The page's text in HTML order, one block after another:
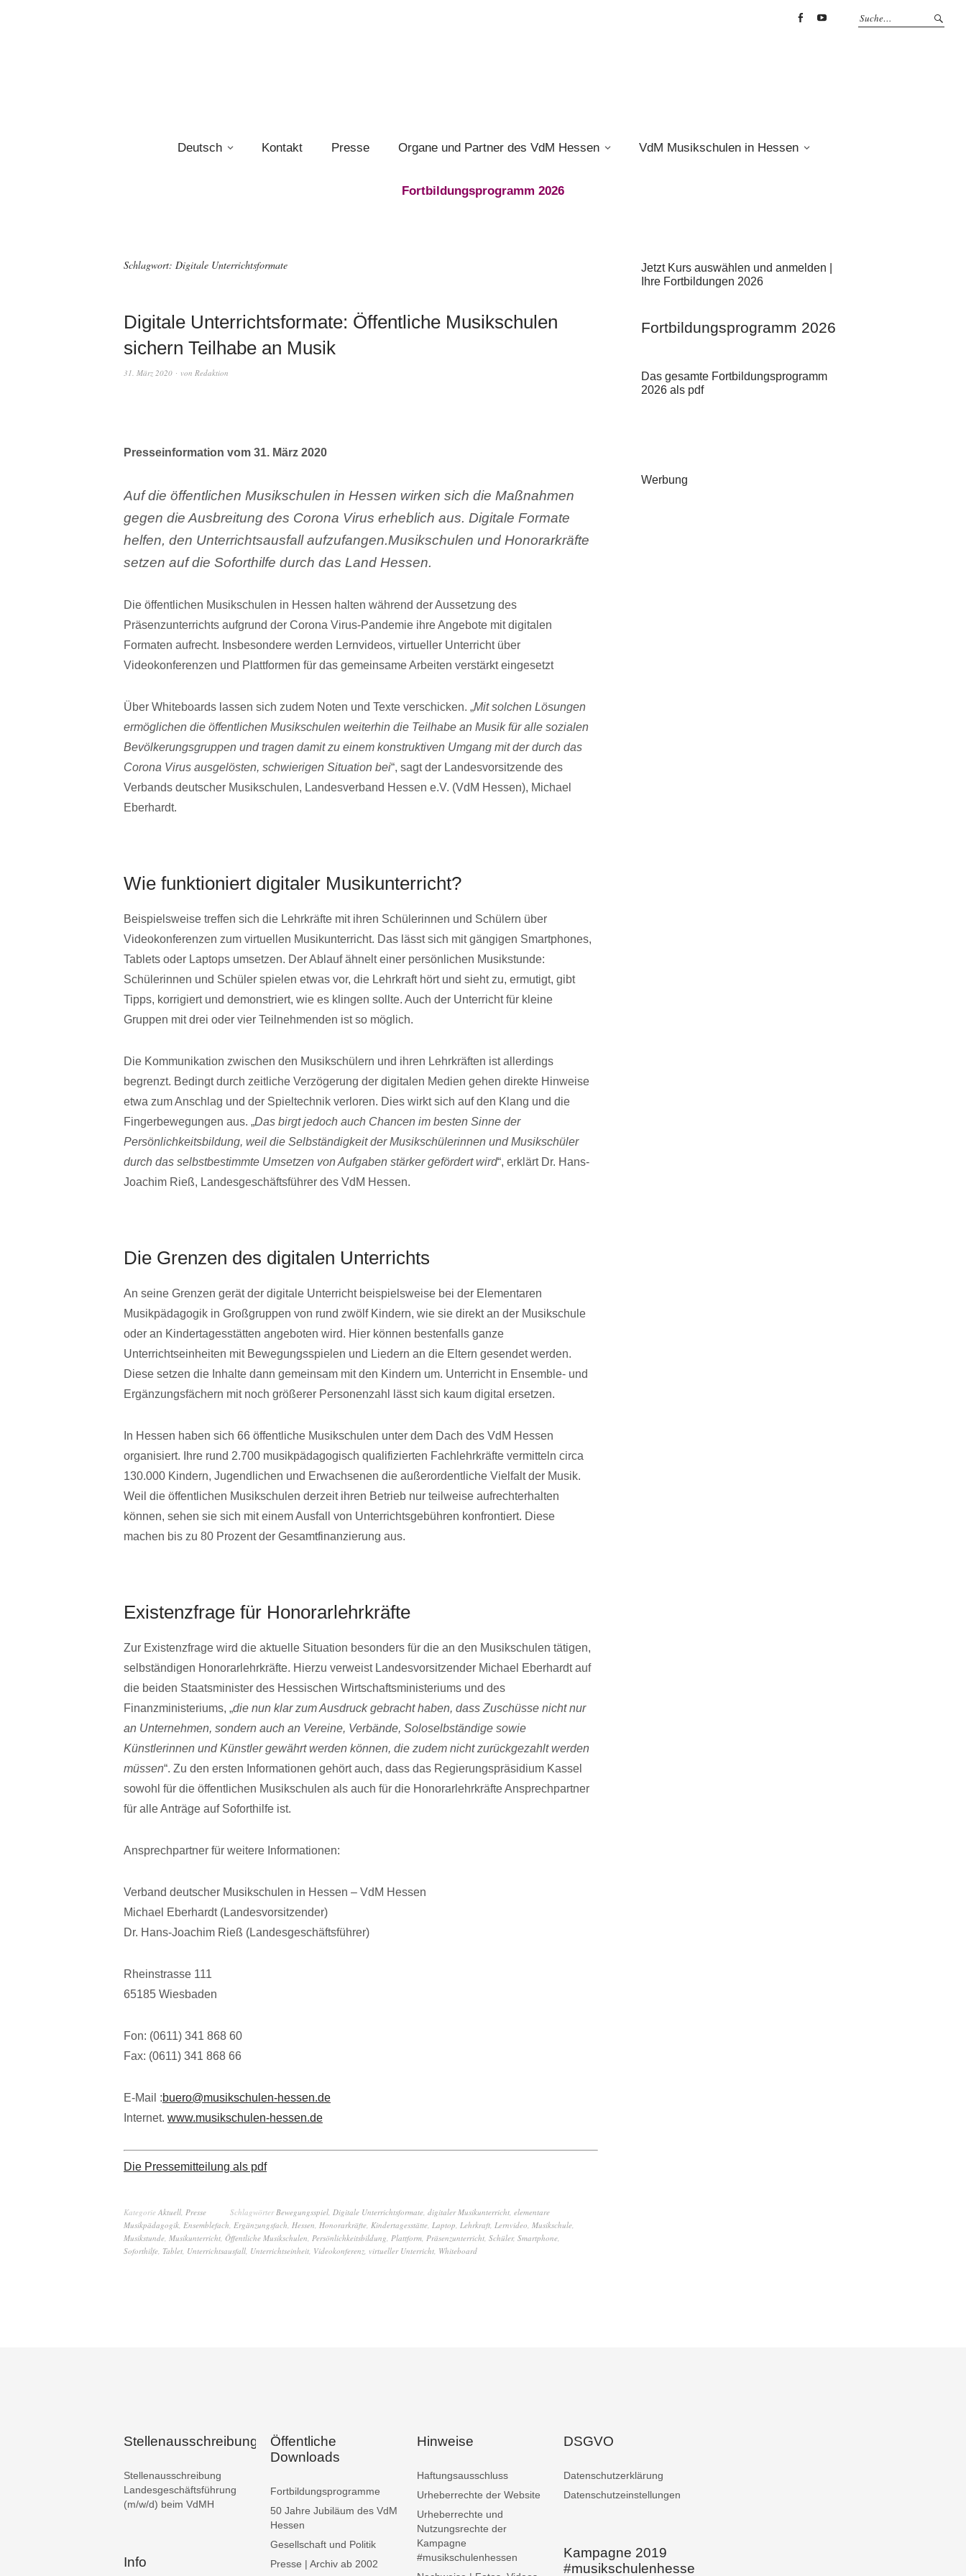
Deutsch Kontakt Presse Organe und Partner des VdM Hessen VdM Musikschulen in Hessen
Fortbildungsprogramm 2026
Schlagwort: Digitale Unterrichtsformate
Digitale Unterrichtsformate: Öffentliche Musikschulen
sichern Teilhabe an Musik
31. März 2020 von Redaktion
Presseinformation vom 31. März 2020
Auf die öffentlichen Musikschulen in Hessen wirken sich die Maßnahmen
gegen die Ausbreitung des Corona Virus erheblich aus. Digitale Formate
helfen, den Unterrichtsausfall aufzufangen.Musikschulen und Honorarkräfte
setzen auf die Soforthilfe durch das Land Hessen.
Die öffentlichen Musikschulen in Hessen halten während der Aussetzung des
Präsenzunterrichts aufgrund der Corona Virus-Pandemie ihre Angebote mit digitalen
Formaten aufrecht. Insbesondere werden Lernvideos, virtueller Unterricht über
Videokonferenzen und Plattformen für das gemeinsame Arbeiten verstärkt eingesetzt
Über Whiteboards lassen sich zudem Noten und Texte verschicken. „Mit solchen Lösungen
ermöglichen die öffentlichen Musikschulen weiterhin die Teilhabe an Musik für alle sozialen
Bevölkerungsgruppen und tragen damit zu einem konstruktiven Umgang mit der durch das
Corona Virus ausgelösten, schwierigen Situation bei“, sagt der Landesvorsitzende des
Verbands deutscher Musikschulen, Landesverband Hessen e.V. (VdM Hessen), Michael
Eberhardt.
Wie funktioniert digitaler Musikunterricht?
Beispielsweise treffen sich die Lehrkräfte mit ihren Schülerinnen und Schülern über
Videokonferenzen zum virtuellen Musikunterricht. Das lässt sich mit gängigen Smartphones,
Tablets oder Laptops umsetzen. Der Ablauf ähnelt einer persönlichen Musikstunde:
Schülerinnen und Schüler spielen etwas vor, die Lehrkraft hört und sieht zu, ermutigt, gibt
Tipps, korrigiert und demonstriert, wie es klingen sollte. Auch der Unterricht für kleine
Gruppen mit drei oder vier Teilnehmenden ist so möglich.
Die Kommunikation zwischen den Musikschülern und ihren Lehrkräften ist allerdings
begrenzt. Bedingt durch zeitliche Verzögerung der digitalen Medien gehen direkte Hinweise
etwa zum Anschlag und der Spieltechnik verloren. Dies wirkt sich auf den Klang und die
Fingerbewegungen aus. „Das birgt jedoch auch Chancen im besten Sinne der
Persönlichkeitsbildung, weil die Selbständigkeit der Musikschülerinnen und Musikschüler
durch das selbstbestimmte Umsetzen von Aufgaben stärker gefördert wird“, erklärt Dr. Hans-
Joachim Rieß, Landesgeschäftsführer des VdM Hessen.
Die Grenzen des digitalen Unterrichts
An seine Grenzen gerät der digitale Unterricht beispielsweise bei der Elementaren
Musikpädagogik in Großgruppen von rund zwölf Kindern, wie sie direkt an der Musikschule
oder an Kindertagesstätten angeboten wird. Hier können bestenfalls ganze
Unterrichtseinheiten mit Bewegungsspielen und Liedern an die Eltern gesendet werden.
Diese setzen die Inhalte dann gemeinsam mit den Kindern um. Unterricht in Ensemble- und
Ergänzungsfächern mit noch größerer Personenzahl lässt sich kaum digital ersetzen.
In Hessen haben sich 66 öffentliche Musikschulen unter dem Dach des VdM Hessen
organisiert. Ihre rund 2.700 musikpädagogisch qualifizierten Fachlehrkräfte vermitteln circa
130.000 Kindern, Jugendlichen und Erwachsenen die außerordentliche Vielfalt der Musik.
Weil die öffentlichen Musikschulen derzeit ihren Betrieb nur teilweise aufrechterhalten
können, sehen sie sich mit einem Ausfall von Unterrichtsgebühren konfrontiert. Diese
machen bis zu 80 Prozent der Gesamtfinanzierung aus.
Existenzfrage für Honorarlehrkräfte
Zur Existenzfrage wird die aktuelle Situation besonders für die an den Musikschulen tätigen,
selbständigen Honorarlehrkräfte. Hierzu verweist Landesvorsitzender Michael Eberhardt auf
die beiden Staatsminister des Hessischen Wirtschaftsministeriums und des
Finanzministeriums, „die nun klar zum Ausdruck gebracht haben, dass Zuschüsse nicht nur
an Unternehmen, sondern auch an Vereine, Verbände, Soloselbständige sowie
Künstlerinnen und Künstler gewährt werden können, die zudem nicht zurückgezahlt werden
müssen“. Zu den ersten Informationen gehört auch, dass das Regierungspräsidium Kassel
sowohl für die öffentlichen Musikschulen als auch für die Honorarlehrkräfte Ansprechpartner
für alle Anträge auf Soforthilfe ist.
Ansprechpartner für weitere Informationen:
Verband deutscher Musikschulen in Hessen – VdM Hessen
Michael Eberhardt (Landesvorsitzender)
Dr. Hans-Joachim Rieß (Landesgeschäftsführer)
Rheinstrasse 111
65185 Wiesbaden
Fon: (0611) 341 868 60
Fax: (0611) 341 868 66
E-Mail :buero@musikschulen-hessen.de
Internet. www.musikschulen-hessen.de
Die Pressemitteilung als pdf
Kategorie Aktuell Presse Schlagwörter Bewegungsspiel Digitale Unterrichtsformate digitaler Musikunterricht elementare
Musikpädagogik Ensemblefach Ergänzungsfach Hessen Honorarkräfte Kindertagesstätte Laptop Lehrkraft Lernvideo Musikschule
Musikstunde Musikunterricht Öffentliche Musikschulen Persönlichkeitsbildung Plattform Präsenzunterricht Schüler, Smartphone
Soforthilfe Tablet Unterrichtsausfall Unterrichtseinheit Videokonferenz virtueller Unterricht Whiteboard
Jetzt Kurs auswählen und anmelden |
Ihre Fortbildungen 2026
Fortbildungsprogramm 2026
Das gesamte Fortbildungsprogramm
2026 als pdf
Werbung
Stellenausschreibungen
Stellenausschreibung
Landesgeschäftsführung
(m/w/d) beim VdMH
Info
Öffentliche
Downloads
Fortbildungsprogramme
50 Jahre Jubiläum des VdM
Hessen
Gesellschaft und Politik
Presse | Archiv ab 2002
Hinweise
Haftungsausschluss
Urheberrechte der Website
Urheberrechte und
Nutzungsrechte der
Kampagne
#musikschulenhessen
DSGVO
Datenschutzerklärung
Datenschutzeinstellungen
Kampagne 2019
#musikschulenhessen